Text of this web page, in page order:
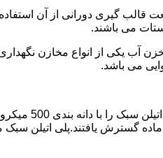
می باشند.
آب یکی از انواع مخازن
می باشد.
در سال
گسترش یافتند.پلی اتیلن